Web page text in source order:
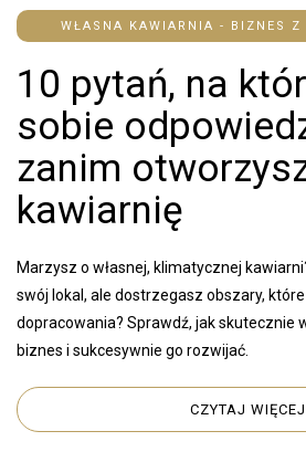
WŁASNA KAWIARNIA - BIZNES Z
10 pytań, na
sobie
zanim
kawiarnię
Marzysz o własnej, klimatycznej
swój lokal, ale dostrzegasz obszary,
dopracowania? Sprawdź, jak skutecznie
biznes i sukcesywnie go rozwijać.
CZYTAJ WIĘCEJ